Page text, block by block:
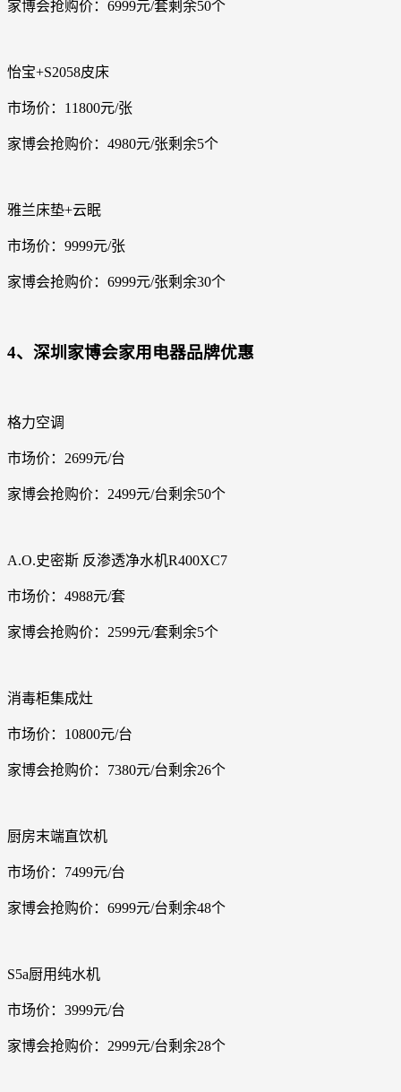
家博会抢购价：6999元/套剩余50个
怡宝+S2058皮床
市场价：11800元/张
家博会抢购价：4980元/张剩余5个
雅兰床垫+云眠
市场价：9999元/张
家博会抢购价：6999元/张剩余30个
4、深圳家博会家用电器品牌优惠
格力空调
市场价：2699元/台
家博会抢购价：2499元/台剩余50个
A.O.史密斯 反渗透净水机R400XC7
市场价：4988元/套
家博会抢购价：2599元/套剩余5个
消毒柜集成灶
市场价：10800元/台
家博会抢购价：7380元/台剩余26个
厨房末端直饮机
市场价：7499元/台
家博会抢购价：6999元/台剩余48个
S5a厨用纯水机
市场价：3999元/台
家博会抢购价：2999元/台剩余28个